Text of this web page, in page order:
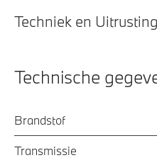
Techniek en Uitrusting
Technische
Brandstof
Transmissie